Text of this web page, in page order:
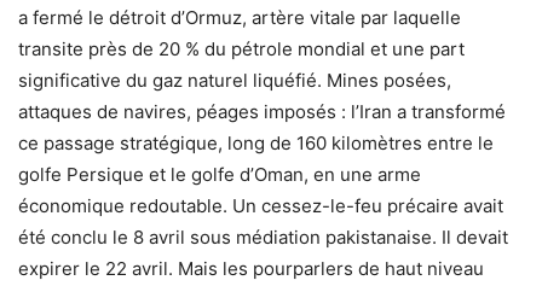
a fermé le détroit d’Ormuz, artère vitale par laquelle
transite près de 20 % du pétrole mondial et une part
significative du gaz naturel liquéfié. Mines posées,
attaques de navires, péages imposés : l’Iran a transformé
ce passage stratégique, long de 160 kilomètres entre le
golfe Persique et le golfe d’Oman, en une arme
économique redoutable. Un cessez-le-feu précaire avait
été conclu le 8 avril sous médiation pakistanaise. Il devait
expirer le 22 avril. Mais les pourparlers de haut niveau